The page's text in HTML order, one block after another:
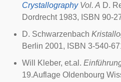
CrystallographyVol. A D.
Dordrecht 1983, ISBN 90-
D. Schwarzenbach
Berlin 2001, ISBN 3-540-
Will Kleber, et.al.
19.Auflage Oldenbourg